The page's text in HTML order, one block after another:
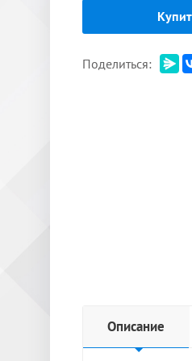
Поделиться:
Описание